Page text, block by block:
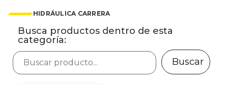
HIDRÁULICA CARRERA
Busca productos dentro de esta
categoría:
Buscar